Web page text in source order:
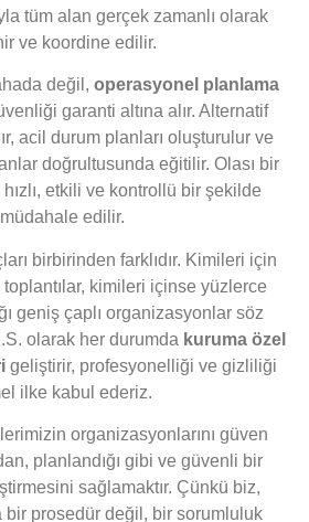
tüm alan gerçek zamanlı olarak
ve koordine edilir.
değil, operasyonel planlama
garanti altına alır. Alternatif
acil durum planları oluşturulur ve
doğrultusunda eğitilir. Olası bir
etkili ve kontrollü bir şekilde
müdahale edilir.
birbirinden farklıdır. Kimileri için
toplantılar, kimileri içinse yüzlerce
geniş çaplı organizasyonlar söz
olarak her durumda kuruma özel
geliştirir, profesyonelliği ve gizliliği
ilke kabul ederiz.
organizasyonlarını güven
planlandığı gibi ve güvenli bir
sağlamaktır. Çünkü biz,
bir prosedür değil, bir sorumluluk